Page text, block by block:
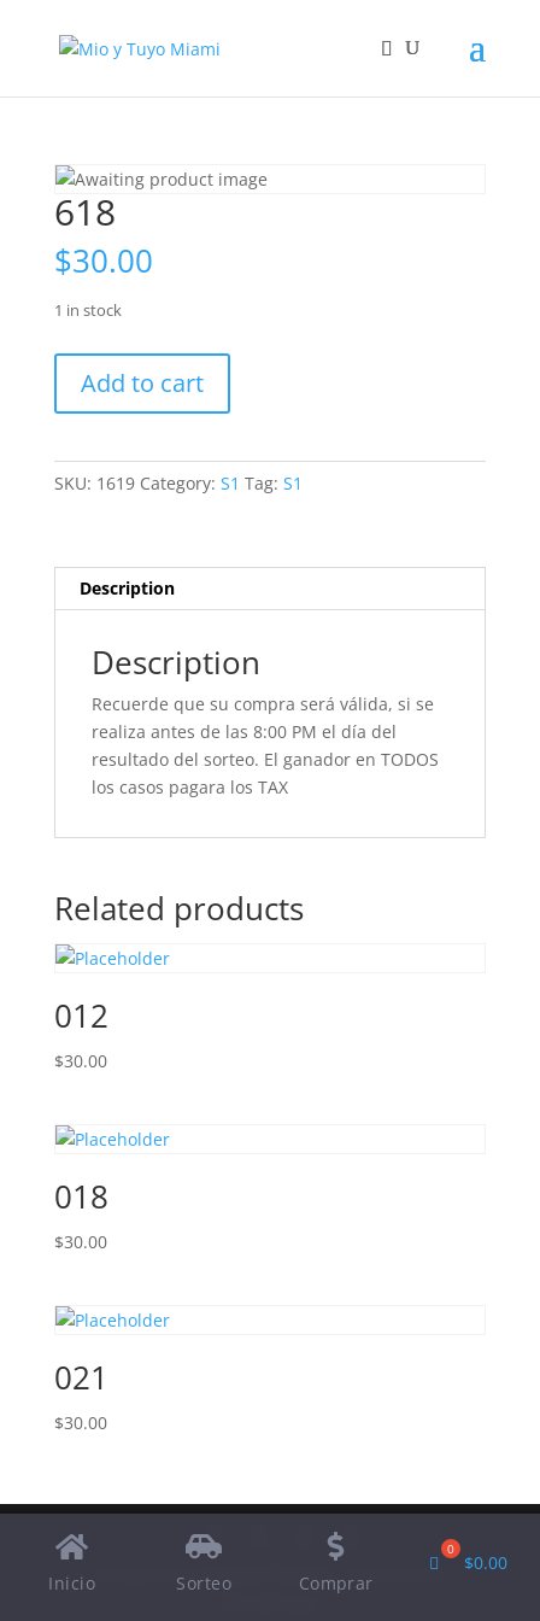
618
$30.00
1 in stock
quantity
Add to cart
SKU: 1619 Category: S1 Tag: S1
Description
Description
Recuerde que su compra será válida, si se
realiza antes de las 8:00 PM el día del
resultado del sorteo. El ganador en TODOS
los casos pagara los TAX
Related products
012
$30.00
018
$30.00
021
$30.00
Designed by Elegant Themes
| Powered by
Inicio Sorteo Comprar
$0.00